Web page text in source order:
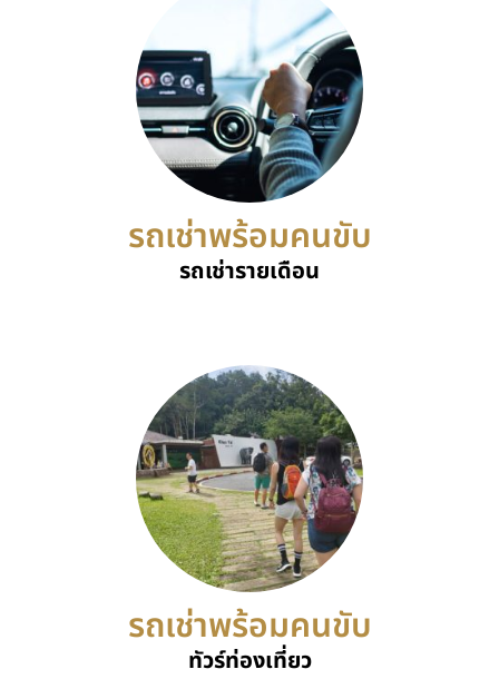
รถเช่าพร้อมคนขับ
รถเช่ารายเดือน
รถเช่าพร้อมคนขับ
ทัวร์ท่องเที่ยว